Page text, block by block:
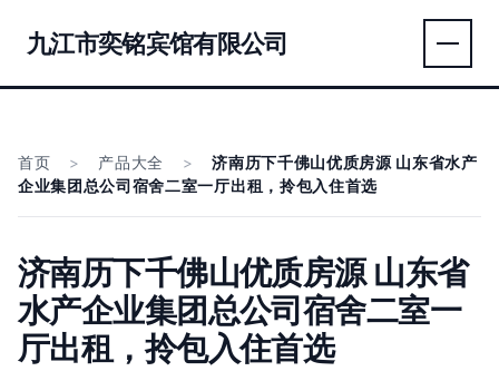
九江市奕铭宾馆有限公司
首页 > 产品大全 >
济南历下千佛山优质房源 山东省水产
企业集团总公司宿舍二室一厅出租，拎包入住首选
济南历下千佛山优质房源 山东省
水产企业集团总公司宿舍二室一
厅出租，拎包入住首选